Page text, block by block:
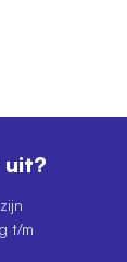
uit?
t/m